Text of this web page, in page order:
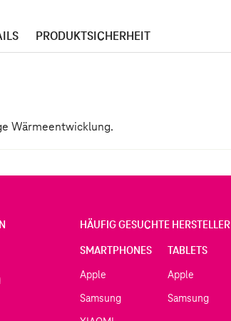
PRODUKTSICHERHEIT
Wärmeentwicklung.
HÄUFIG GESUCHTE HERSTELLER
SMARTPHONES
Apple
Samsung
TABLETS
Apple
Samsung